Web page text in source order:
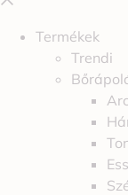
Termékek
Trendi